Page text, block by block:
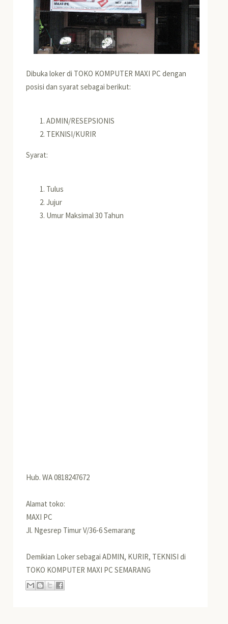
Dibuka loker di TOKO KOMPUTER MAXI PC dengan
posisi dan syarat sebagai berikut:
ADMIN/RESEPSIONIS
TEKNISI/KURIR
Syarat:
Tulus
Jujur
Umur Maksimal 30 Tahun
Hub. WA 0818247672
Alamat toko:
MAXI PC
Jl. Ngesrep Timur V/36-6 Semarang
Demikian Loker sebagai ADMIN, KURIR, TEKNISI di
TOKO KOMPUTER MAXI PC SEMARANG